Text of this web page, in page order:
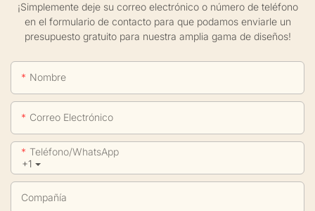
¡Simplemente deje su correo electrónico o número de teléfono
en el formulario de contacto para que podamos enviarle un
presupuesto gratuito para nuestra amplia gama de diseños!
Nombre
Correo Electrónico
+1
Teléfono/WhatsApp
Compañía